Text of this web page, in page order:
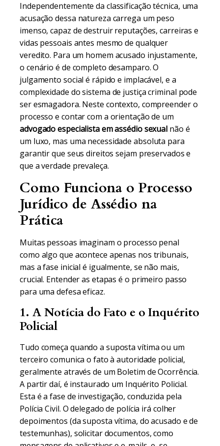
Independentemente da classificação técnica, uma
acusação dessa natureza carrega um peso
imenso, capaz de destruir reputações, carreiras e
vidas pessoais antes mesmo de qualquer
veredito. Para um homem acusado injustamente,
o cenário é de completo desamparo. O
julgamento social é rápido e implacável, e a
complexidade do sistema de justiça criminal pode
ser esmagadora. Neste contexto, compreender o
processo e contar com a orientação de um
advogado especialista em assédio sexual não é
um luxo, mas uma necessidade absoluta para
garantir que seus direitos sejam preservados e
que a verdade prevaleça.
Como Funciona o Processo
Jurídico de Assédio na
Prática
Muitas pessoas imaginam o processo penal
como algo que acontece apenas nos tribunais,
mas a fase inicial é igualmente, se não mais,
crucial. Entender as etapas é o primeiro passo
para uma defesa eficaz.
1. A Notícia do Fato e o Inquérito
Policial
Tudo começa quando a suposta vítima ou um
terceiro comunica o fato à autoridade policial,
geralmente através de um Boletim de Ocorrência.
A partir daí, é instaurado um Inquérito Policial.
Esta é a fase de investigação, conduzida pela
Polícia Civil. O delegado de polícia irá colher
depoimentos (da suposta vítima, do acusado e de
testemunhas), solicitar documentos, como